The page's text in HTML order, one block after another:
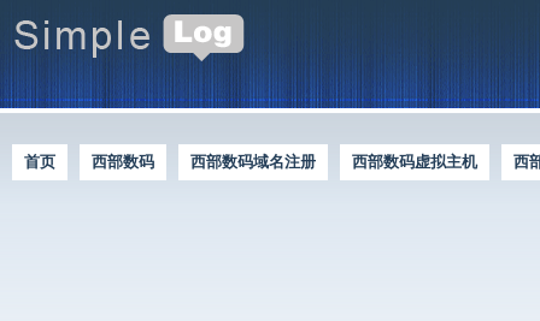
首页 西部数码 西部数码域名注册 西部数码虚拟主机
西